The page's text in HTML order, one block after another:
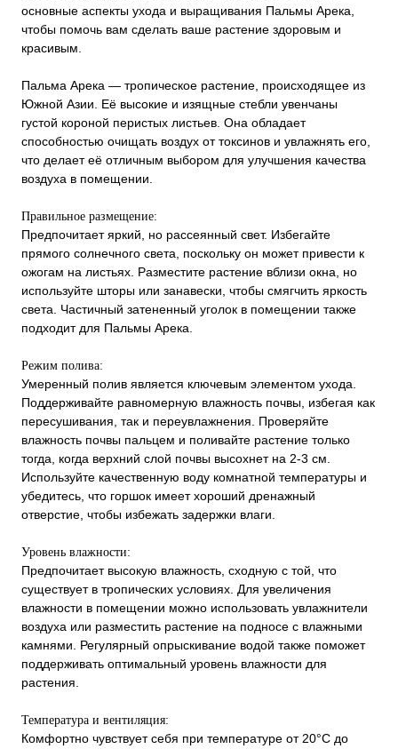
основные аспекты ухода и выращивания Пальмы Арека,
чтобы помочь вам сделать ваше растение здоровым и
красивым.
Пальма Арека — тропическое растение, происходящее из
Южной Азии. Её высокие и изящные стебли увенчаны
густой короной перистых листьев. Она обладает
способностью очищать воздух от токсинов и увлажнять его,
что делает её отличным выбором для улучшения качества
воздуха в помещении.
Правильное размещение:
Предпочитает яркий, но рассеянный свет. Избегайте
прямого солнечного света, поскольку он может привести к
ожогам на листьях. Разместите растение вблизи окна, но
используйте шторы или занавески, чтобы смягчить яркость
света. Частичный затененный уголок в помещении также
подходит для Пальмы Арека.
Режим полива:
Умеренный полив является ключевым элементом ухода.
Поддерживайте равномерную влажность почвы, избегая как
пересушивания, так и переувлажнения. Проверяйте
влажность почвы пальцем и поливайте растение только
тогда, когда верхний слой почвы высохнет на 2-3 см.
Используйте качественную воду комнатной температуры и
убедитесь, что горшок имеет хороший дренажный
отверстие, чтобы избежать задержки влаги.
Уровень влажности:
Предпочитает высокую влажность, сходную с той, что
существует в тропических условиях. Для увеличения
влажности в помещении можно использовать увлажнители
воздуха или разместить растение на подносе с влажными
камнями. Регулярный опрыскивание водой также поможет
поддерживать оптимальный уровень влажности для
растения.
Температура и вентиляция:
Комфортно чувствует себя при температуре от 20°C до